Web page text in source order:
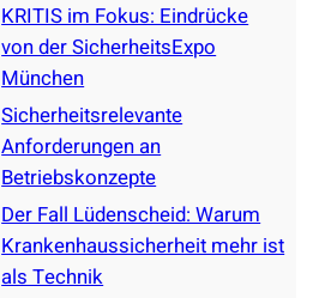
KRITIS im Fokus: Eindrücke
von der SicherheitsExpo
München
Sicherheitsrelevante
Anforderungen an
Betriebskonzepte
Der Fall Lüdenscheid: Warum
Krankenhaussicherheit mehr ist
als Technik